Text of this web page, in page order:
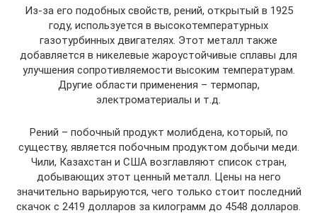
Из-за его подобных свойств, рений, открытый в 1925
году, используется в высокотемпературных
газотурбинных двигателях. Этот металл также
добавляется в никелевые жароустойчивые сплавы для
улучшения сопротивляемости высоким температурам.
Другие области применения – термопар,
электроматериалы и т.д.
Рений – побочный продукт молибдена, который, по
существу, является побочным продуктом добычи меди.
Чили, Казахстан и США возглавляют список стран,
добывающих этот ценный металл. Цены на него
значительно варьируются, чего только стоит последний
скачок с 2419 долларов за килограмм до 4548 долларов.